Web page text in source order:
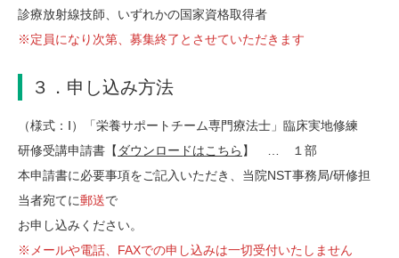
診療放射線技師、いずれかの国家資格取得者
※定員になり次第、募集終了とさせていただきます
３．申し込み方法
（様式：Ⅰ）「栄養サポートチーム専門療法士」臨床実地修練
研修受講申請書【 ダウンロードはこちら 】 … １部
本申請書に必要事項をご記入いただき、当院NST事務局/研修担
当者宛てに郵送で
お申し込みください。
※メールや電話、FAXでの申し込みは一切受付いたしません